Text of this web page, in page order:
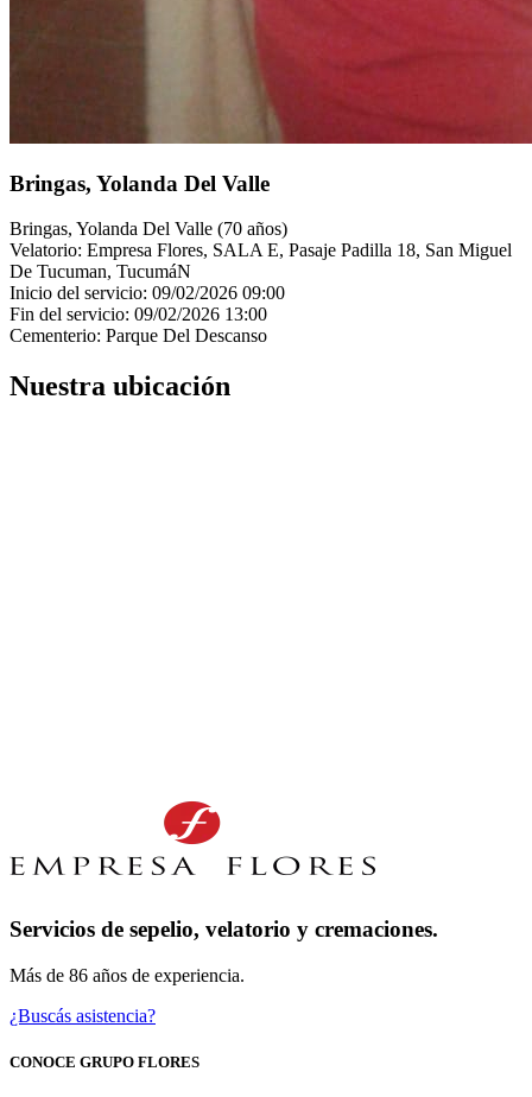
Bringas, Yolanda Del Valle
Bringas, Yolanda Del Valle (70 años)
Velatorio: Empresa Flores, SALA E, Pasaje Padilla 18, San Miguel
De Tucuman, TucumáN
Inicio del servicio: 09/02/2026 09:00
Fin del servicio: 09/02/2026 13:00
Cementerio: Parque Del Descanso
Nuestra ubicación
Servicios de sepelio, velatorio y cremaciones.
Más de 86 años de experiencia.
¿Buscás asistencia?
CONOCE GRUPO FLORES